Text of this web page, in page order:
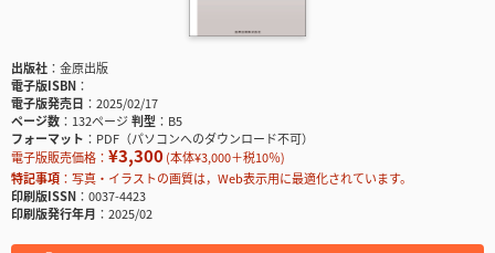
出版社
金原出版
電子版ISBN
電子版発売日
2025/02/17
ページ数
132ページ判型
B5
フォーマット
PDF（パソコンへのダウンロード不可）
電子版販売価格： ¥3,300(本体¥3,000＋税10％)
特記事項
写真・イラストの画質は，Web表示用に最適化されています。
印刷版ISSN
0037-4423
印刷版発行年月
2025/02